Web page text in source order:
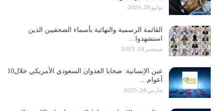
يوليو 28, 2026
القائمة الرسمية والنهائية بأسماء الصحفيين الذين
استشهدوا…
سبتمبر 14, 2025
عين الإنسانية: ضحايا العدوان السعودي الأمريكي خلال10
أعوام…
مارس 26, 2025